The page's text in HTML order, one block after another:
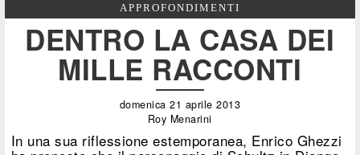
APPROFONDIMENTI
DENTRO LA CASA DEI
MILLE RACCONTI
domenica 21 aprile 2013
Roy Menarini
In una sua riflessione estemporanea, Enrico Ghezzi